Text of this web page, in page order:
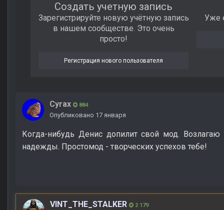
Создать учетную запись
Зарегистрируйте новую учётную запись
в нашем сообществе. Это очень
просто!
Регистрация нового пользователя
Уже
Cyrax 884
Опубликовано 17 января
Когда-нибудь Денис допилит свой мод.
надежды. Простомод - творческих успехов тебе!
VINT_THE_STALKER 2 179